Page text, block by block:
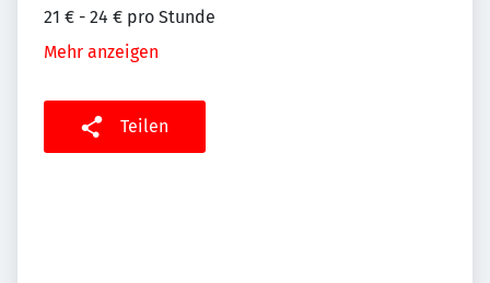
21 € - 24 € pro Stunde
Mehr anzeigen
Teilen